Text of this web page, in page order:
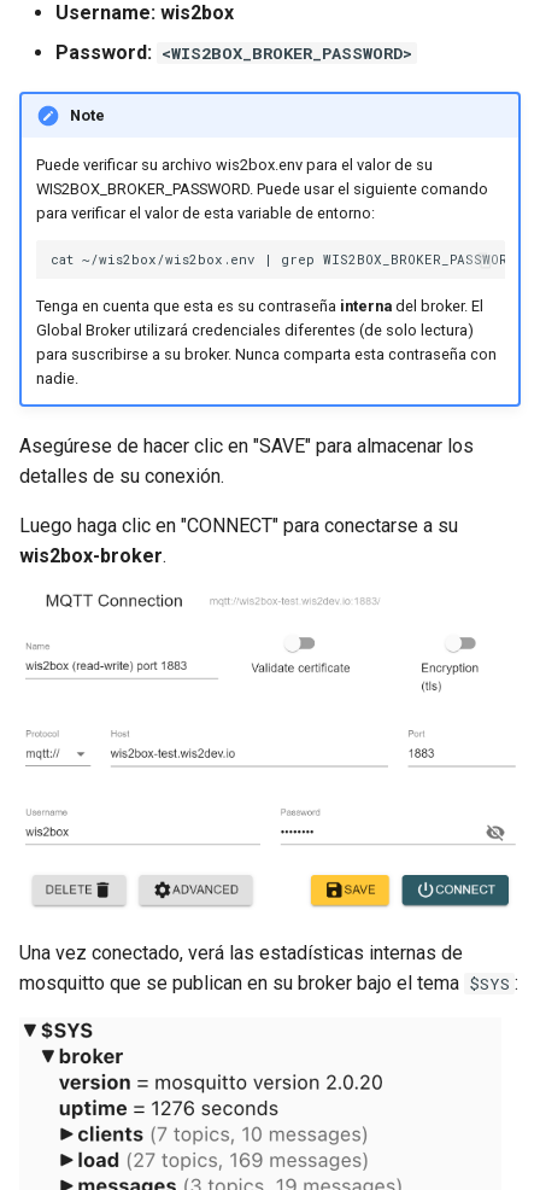
Username: wis2box
Password: <WIS2BOX_BROKER_PASSWORD>
Note
Puede verificar su archivo wis2box.env para el valor de su
WIS2BOX_BROKER_PASSWORD. Puede usar el siguiente comando
para verificar el valor de esta variable de entorno:
Tenga en cuenta que esta es su contraseña internadel broker. El
Global Broker utilizará credenciales diferentes (de solo lectura)
para suscribirse a su broker. Nunca comparta esta contraseña con
nadie.
Asegúrese de hacer clic en "SAVE" para almacenar los
detalles de su conexión.
Luego haga clic en "CONNECT" para conectarse a su
wis2box-broker.
Una vez conectado, verá las estadísticas internas de
mosquitto que se publican en su broker bajo el tema $SYS :